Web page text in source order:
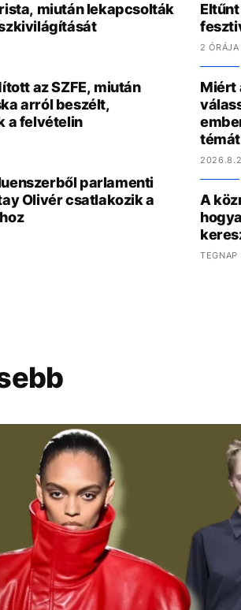
miután lekapcsolták
az SZFE, miután
arról beszélt,
a felvételin
parlamenti
Olivér csatlakozik a
2 ÓRÁJA
Miért
témát
A
TEGNAP